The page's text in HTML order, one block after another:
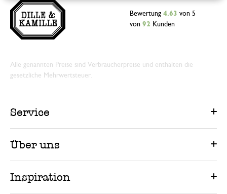
Bewertung 4.63 von 5
von 92 Kunden
Alle genannten Preise sind Verbraucherpreise und enthalten die
gesetzliche Mehrwertsteuer.
Service
Über uns
Inspiration